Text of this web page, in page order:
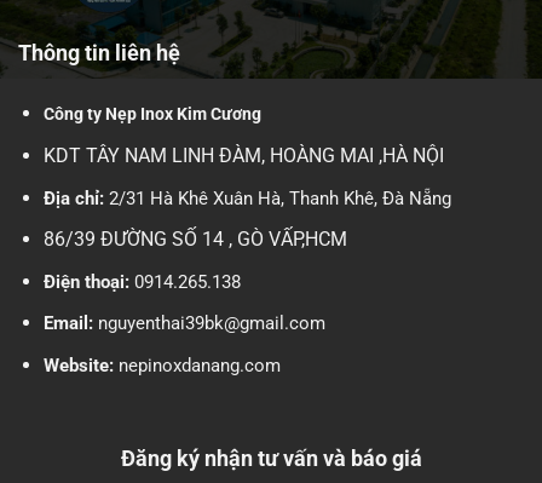
Thông tin liên hệ
Công ty Nẹp Inox Kim Cương
KDT TÂY NAM LINH ĐÀM, HOÀNG MAI ,HÀ NỘI
Địa chỉ:2/31 Hà Khê Xuân Hà, Thanh Khê, Đà Nẵng
86/39 ĐƯỜNG SỐ 14 , GÒ VẤP,HCM
Điện thoại:0914.265.138
Email:nguyenthai39bk@gmail.com
Website:nepinoxdanang.com
Đăng ký nhận tư vấn và báo giá